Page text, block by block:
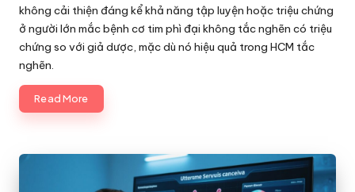
không cải thiện đáng kể khả năng tập luyện hoặc triệu chứng
ở người lớn mắc bệnh cơ tim phì đại không tắc nghẽn có triệu
chứng so với giả dược, mặc dù nó hiệu quả trong HCM tắc
nghẽn.
Read More